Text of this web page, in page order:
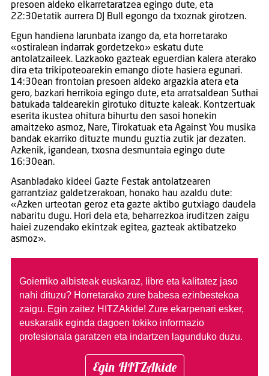
presoen aldeko elkarretaratzea egingo dute, eta
22:30etatik aurrera DJ Bull egongo da txoznak girotzen.
Egun handiena larunbata izango da, eta horretarako
«ostiralean indarrak gordetzeko» eskatu dute
antolatzaileek. Lazkaoko gazteak eguerdian kalera aterako
dira eta trikipoteoarekin emango diote hasiera egunari.
14:30ean frontoian presoen aldeko argazkia atera eta
gero, bazkari herrikoia egingo dute, eta arratsaldean Suthai
batukada taldearekin girotuko dituzte kaleak. Kontzertuak
eserita ikustea ohitura bihurtu den sasoi honekin
amaitzeko asmoz, Nare, Tirokatuak eta Against You musika
bandak ekarriko dituzte mundu guztia zutik jar dezaten.
Azkenik, igandean, txosna desmuntaia egingo dute
16:30ean.
Asanbladako kideei Gazte Festak antolatzearen
garrantziaz galdetzerakoan, honako hau azaldu dute:
«Azken urteotan geroz eta gazte aktibo gutxiago daudela
nabaritu dugu. Hori dela eta, beharrezkoa iruditzen zaigu
haiei zuzendako ekintzak egitea, gazteak aktibatzeko
asmoz».
Goierriko albisteak euskaraz, libre eta kalitatez jaso
nahi dituzu? Horretarako zure babesa ezinbestekoa
zaigu. Egin zaitez HITZAkide! Zure ekarpenari esker,
euskaratik eginda dagoen tokiko informazio
profesionala garatzen eta indartzen lagunduko duzu.
Egin HITZAkide